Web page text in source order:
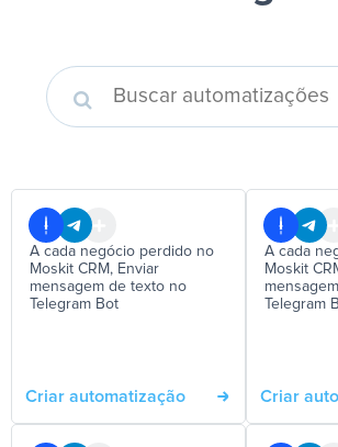
A cada negócio perdido no
Moskit CRM, Enviar
mensagem de texto no
Telegram Bot
Criar automatização
A cada
Moskit
Telegram
Criar